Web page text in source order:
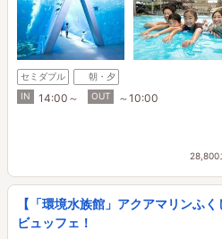
セミダブル
朝・夕
IN
14:00～ OUT ～10:00
28,800
【「環境水族館」アクアマリンふ
ビュッフェ！